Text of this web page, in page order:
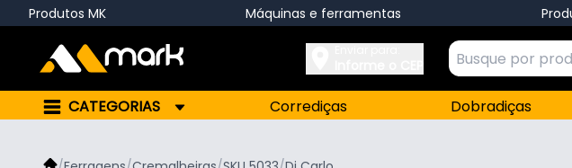
Produtos MK Máquinas e ferramentas
CATEGORIAS Corrediças Dobradiças